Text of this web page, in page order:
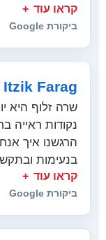
קראו עוד
ביקורת Google
Itzik Farag
שרה זלוף היא
נקודות ראייה
הרגשנו איך
בנעימות
קראו עוד
ביקורת Google